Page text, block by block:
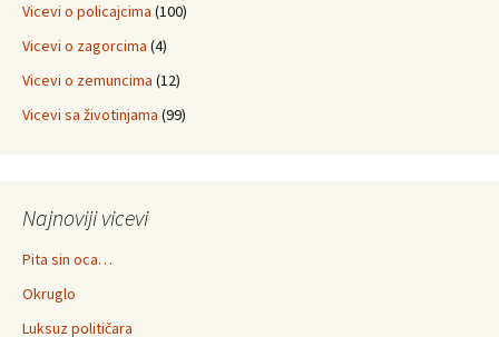
Vicevi o policajcima (100)
Vicevi o zagorcima (4)
Vicevi o zemuncima (12)
Vicevi sa životinjama (99)
Najnoviji vicevi
Pita sin oca…
Okruglo
Luksuz političara